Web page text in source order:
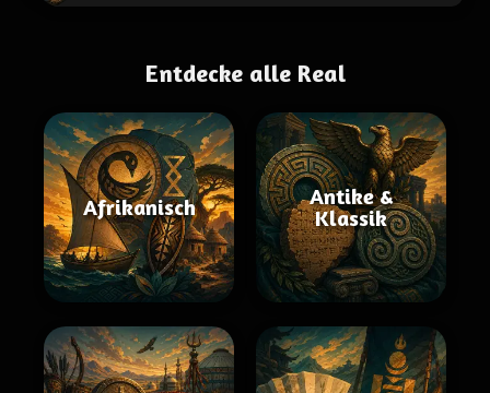
Entdecke alle Real
Afrikanisch
Antike &
Klassik